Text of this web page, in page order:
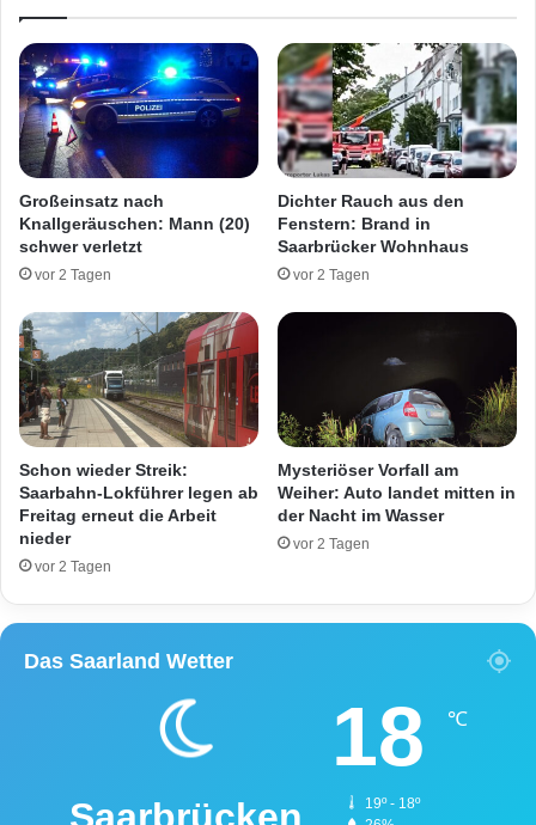
g
e
f
u
n
e
n
a
p
p
t
g
s
e
n
M
a
n
n
a
m
B
a
Großeinsatz nach
Knallgeräuschen: Mann (20)
schwer verletzt
vor 2 Tagen
Dichter Rauch aus den
Fenstern: Brand in
Saarbrücker Wohnhaus
vor 2 Tagen
Schon wieder Streik:
Saarbahn-Lokführer legen ab
Freitag erneut die Arbeit
nieder
vor 2 Tagen
Mysteriöser Vorfall am
Weiher: Auto landet mitten in
der Nacht im Wasser
vor 2 Tagen
Das Saarland Wetter
18 ℃
19º - 18º